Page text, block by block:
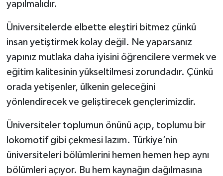
yapılmalıdır.
Üniversitelerde elbette eleştiri bitmez çünkü
insan yetiştirmek kolay değil. Ne yaparsanız
yapınız mutlaka daha iyisini öğrencilere vermek ve
eğitim kalitesinin yükseltilmesi zorundadır. Çünkü
orada yetişenler, ülkenin geleceğini
yönlendirecek ve geliştirecek gençlerimizdir.
Üniversiteler toplumun önünü açıp, toplumu bir
lokomotif gibi çekmesi lazım. Türkiye’nin
üniversiteleri bölümlerini hemen hemen hep aynı
bölümleri açıyor. Bu hem kaynağın dağılmasına